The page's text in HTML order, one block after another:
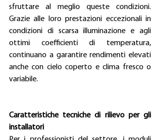
sfruttare al meglio queste condizioni.
Grazie alle loro prestazioni eccezionali in
condizioni di scarsa illuminazione e agli
ottimi coefficienti di temperatura,
continuano a garantire rendimenti elevati
anche con cielo coperto e clima fresco o
variabile.
Caratteristiche tecniche di rilievo per gli
installatori